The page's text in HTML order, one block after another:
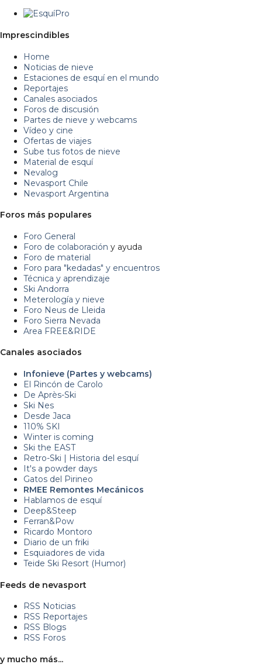
Imprescindibles
Home
Noticias de nieve
Estaciones de esquí en el mundo
Reportajes
Canales asociados
Foros de discusión
Partes de nieve y webcams
Vídeo y cine
Ofertas de viajes
Sube tus fotos de nieve
Material de esquí
Nevalog
Nevasport Chile
Nevasport Argentina
Foros más populares
Foro General
Foro de colaboración y ayuda
Foro de material
Foro para "kedadas" y encuentros
Técnica y aprendizaje
Ski Andorra
Meterología y nieve
Foro Neus de Lleida
Foro Sierra Nevada
Area FREE&RIDE
Canales asociados
Infonieve (Partes y webcams)
El Rincón de Carolo
De Après-Ski
Ski Nes
Desde Jaca
110% SKI
Winter is coming
Ski the EAST
Retro-Ski | Historia del esquí
It's a powder days
Gatos del Pirineo
RMEE Remontes Mecánicos
Hablamos de esquí
Deep&Steep
Ferran&Pow
Ricardo Montoro
Diario de un friki
Esquiadores de vida
Teide Ski Resort (Humor)
Feeds de nevasport
RSS Noticias
RSS Reportajes
RSS Blogs
RSS Foros
y mucho más...